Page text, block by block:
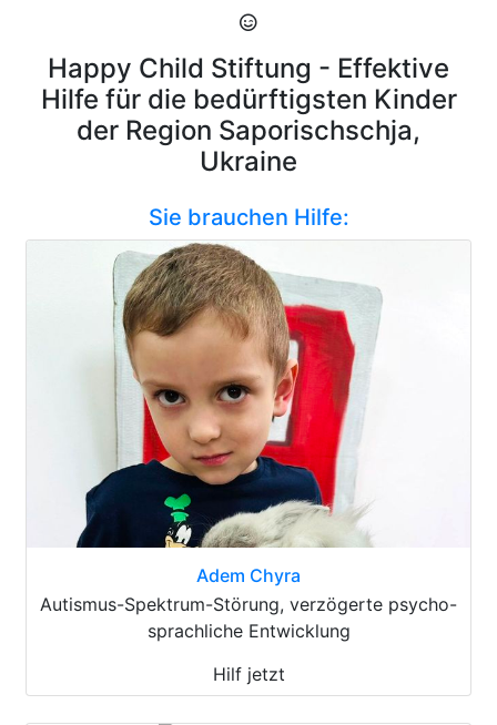
Happy Child Stiftung - Effektive
Hilfe für die bedürftigsten Kinder
der Region Saporischschja,
Ukraine
Sie brauchen Hilfe:
Adem Chyra
Autismus-Spektrum-Störung, verzögerte psycho-
sprachliche Entwicklung
Hilf jetzt